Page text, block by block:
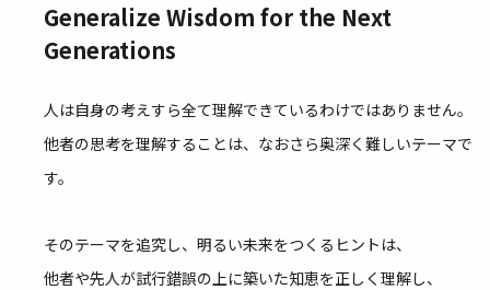
Generalize Wisdom for the Next
Generations
人は自身の考えすら全て理解できているわけではありません。
他者の思考を理解することは、なおさら奥深く難しいテーマで
す。
そのテーマを追究し、明るい未来をつくるヒントは、
他者や先人が試行錯誤の上に築いた知恵を正しく理解し、